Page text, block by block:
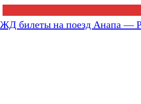
ЖД билеты на поезд Анапа —